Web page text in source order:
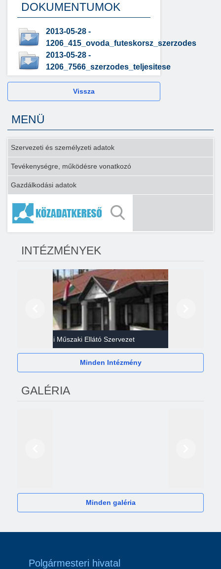
DOKUMENTUMOK
2013-05-28 -
1206_415_ovoda_futeskorsz_szerzodes
2013-05-28 -
1206_7566_szerzodes_teljesitese
Vissza
MENÜ
Szervezeti és személyzeti adatok
Tevékenységre, működésre vonatkozó
Gazdálkodási adatok
INTÉZMÉNYEK
Gazdasági Műszaki Ellátó Szervezet
Minden Intézmény
GALÉRIA
Minden galéria
Polgármesteri hivatal